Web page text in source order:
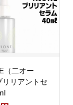
（二オー
リリアントセ